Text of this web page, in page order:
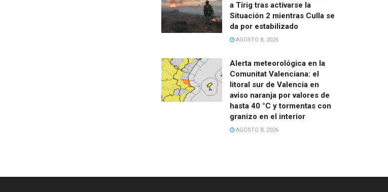
a Tírig tras activarse la
Situación 2 mientras Culla se
da por estabilizado
AGOSTO 8, 2026
Alerta meteorológica en la
Comunitat Valenciana: el
litoral sur de Valencia en
aviso naranja por valores de
hasta 40 °C y tormentas con
granizo en el interior
AGOSTO 8, 2026